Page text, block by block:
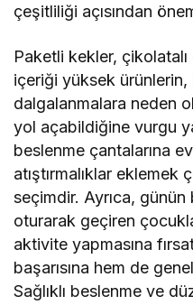
çeşitliliği açısından
Paketli kekler,
içeriği yüksek
dalgalanmalara neden
yol açabildiğine vurgu
beslenme çantalarına ev
atıştırmalıklar eklemek
seçimdir. Ayrıca,
oturarak geçiren
aktivite yapmasına
başarısına hem de
Sağlıklı beslenme ve